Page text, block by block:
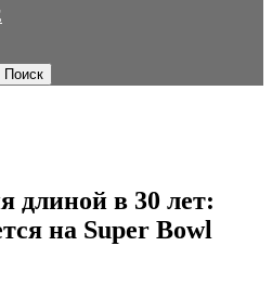
длиной в 30 лет:
на Super Bowl